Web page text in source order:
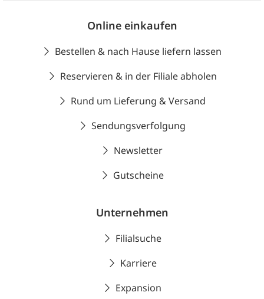
Online einkaufen
Bestellen & nach Hause liefern lassen
Reservieren & in der Filiale abholen
Rund um Lieferung & Versand
Sendungsverfolgung
Newsletter
Gutscheine
Unternehmen
Filialsuche
Karriere
Expansion